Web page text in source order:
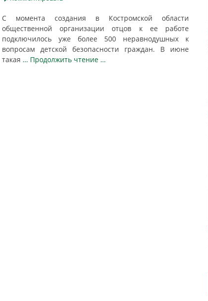
С момента создания в Костромской области
общественной организации отцов к ее работе
подключилось уже более 500 неравнодушных к
вопросам детской безопасности граждан. В июне
такая … Продолжить чтение …